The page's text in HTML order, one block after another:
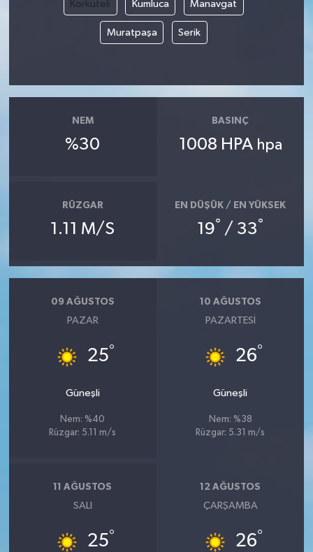
Korkuteli Kumluca Manavgat
Muratpaşa Serik
NEM
%30
BASINÇ
1008 HPA hpa
RÜZGAR
1.11 M/S
EN DÜŞÜK / EN YÜKSEK
19° / 33°
09 AĞUSTOS
PAZAR
25°
Güneşli
Nem: %40
Rüzgar: 5.11 m/s
10 AĞUSTOS
PAZARTESI
26°
Güneşli
Nem: %38
Rüzgar: 5.31 m/s
11 AĞUSTOS
SALI
25°
12 AĞUSTOS
ÇARŞAMBA
26°